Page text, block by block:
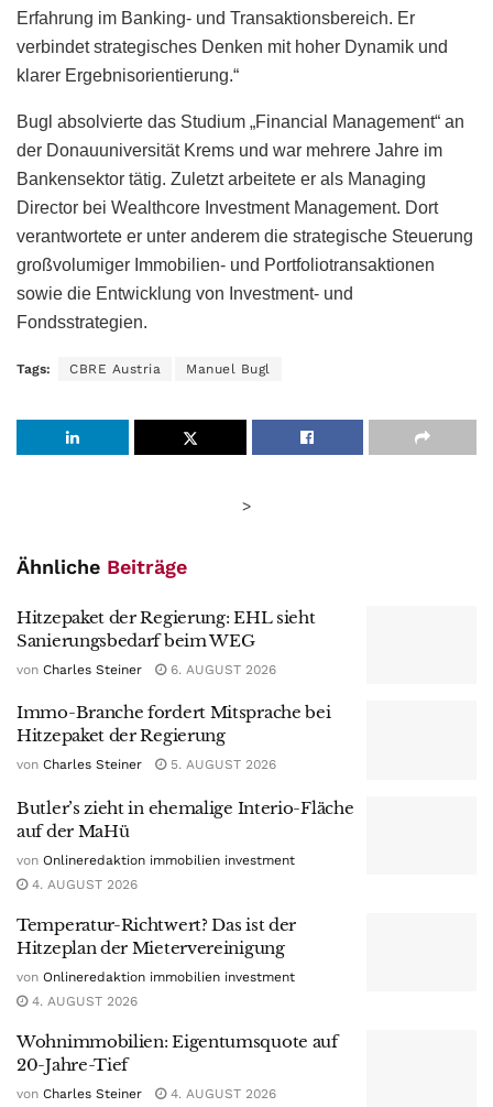
Erfahrung im Banking- und Transaktionsbereich. Er
verbindet strategisches Denken mit hoher Dynamik und
klarer Ergebnisorientierung.“
Bugl absolvierte das Studium „Financial Management“ an
der Donauuniversität Krems und war mehrere Jahre im
Bankensektor tätig. Zuletzt arbeitete er als Managing
Director bei Wealthcore Investment Management. Dort
verantwortete er unter anderem die strategische Steuerung
großvolumiger Immobilien- und Portfoliotransaktionen
sowie die Entwicklung von Investment- und
Fondsstrategien.
Tags: CBRE Austria Manuel Bugl
>
Ähnliche Beiträge
Hitzepaket der Regierung: EHL sieht
Sanierungsbedarf beim WEG
von Charles Steiner 6. AUGUST 2026
Immo-Branche fordert Mitsprache bei
Hitzepaket der Regierung
von Charles Steiner 5. AUGUST 2026
Butler’s zieht in ehemalige Interio-Fläche
auf der MaHü
von Onlineredaktion immobilien investment
4. AUGUST 2026
Temperatur-Richtwert? Das ist der
Hitzeplan der Mietervereinigung
von Onlineredaktion immobilien investment
4. AUGUST 2026
Wohnimmobilien: Eigentumsquote auf
20-Jahre-Tief
von Charles Steiner 4. AUGUST 2026